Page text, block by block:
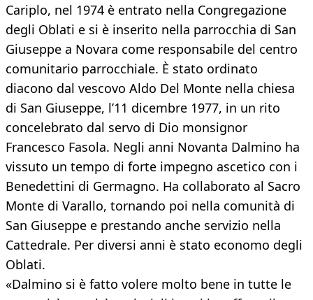
Cariplo, nel 1974 è entrato nella Congregazione
degli Oblati e si è inserito nella parrocchia di San
Giuseppe a Novara come responsabile del centro
comunitario parrocchiale. È stato ordinato
diacono dal vescovo Aldo Del Monte nella chiesa
di San Giuseppe, l’11 dicembre 1977, in un rito
concelebrato dal servo di Dio monsignor
Francesco Fasola. Negli anni Novanta Dalmino ha
vissuto un tempo di forte impegno ascetico con i
Benedettini di Germagno. Ha collaborato al Sacro
Monte di Varallo, tornando poi nella comunità di
San Giuseppe e prestando anche servizio nella
Cattedrale. Per diversi anni è stato economo degli
Oblati.
«Dalmino si è fatto volere molto bene in tutte le